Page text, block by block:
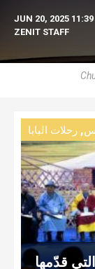
JUN 20, 2025 11:39
ZENIT STAFF
, رحلات البابا
قدّمها